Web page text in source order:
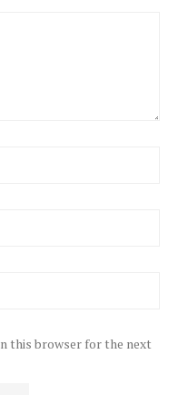
this browser for the next